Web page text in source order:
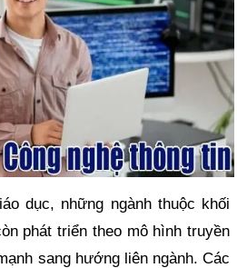
dục, những ngành thuộc khối
phát triển theo mô hình truyền
sang hướng liên ngành. Các